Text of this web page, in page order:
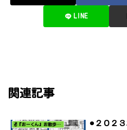
LINE
関連記事
✌️『おーくん』お散歩日記〜どんな出会いがあるだろう〜 ⚫︎２０２